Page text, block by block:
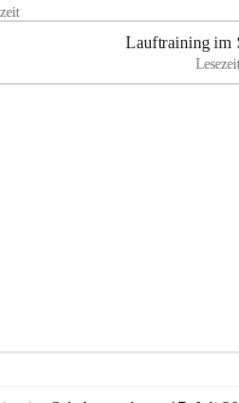
Lauftraining im